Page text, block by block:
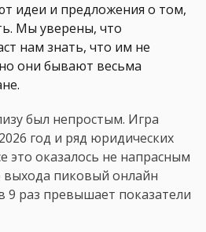
идеи и предложения о том,
Мы уверены, что
нам знать, что им не
они бывают весьма
был непростым. Игра
год и ряд юридических
это оказалось не напрасным
выхода пиковый онлайн
9 раз превышает показатели